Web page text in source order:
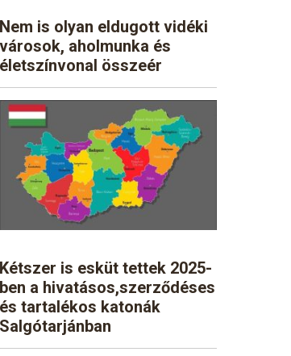
Nem is olyan eldugott vidéki
városok, aholmunka és
életszínvonal összeér
Kétszer is esküt tettek 2025-
ben a hivatásos,szerződéses
és tartalékos katonák
Salgótarjánban